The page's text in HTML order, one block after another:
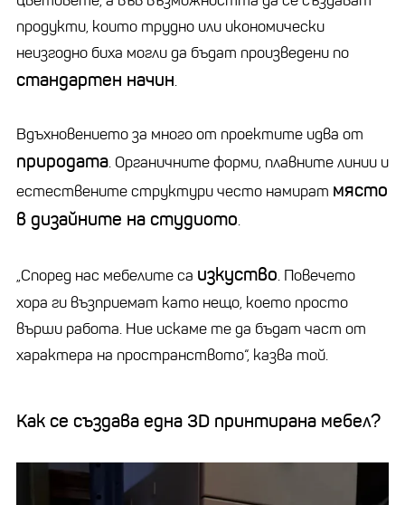
продукти, които трудно или икономически
неизгодно биха могли да бъдат произведени по
стандартен начин.
Вдъхновението за много от проектите идва от
природата. Органичните форми, плавните линии и
естествените структури често намират място
в дизайните на студиото.
„Според нас мебелите са изкуство. Повечето
хора ги възприемат като нещо, което просто
върши работа. Ние искаме те да бъдат част от
характера на пространството“, казва той.
Как се създава една 3D принтирана мебел?